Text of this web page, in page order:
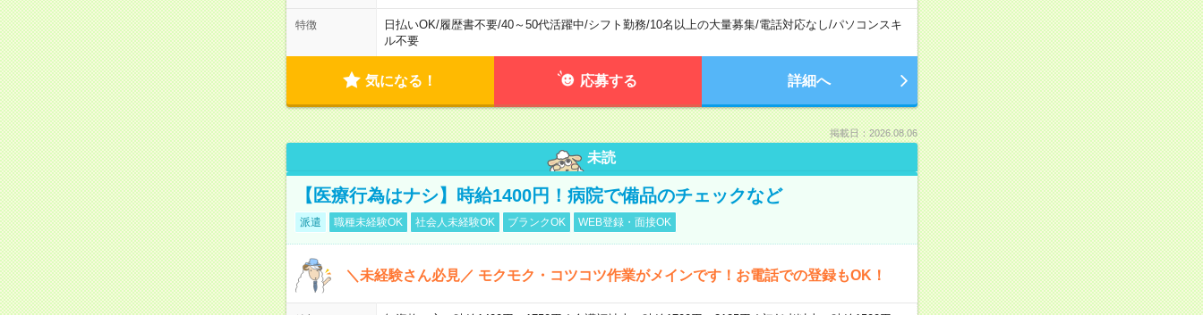
特徴 日払いOK/履歴書不要/40～50代活躍中/シフト勤務/10名以上の大量募集/電話対応なし/パソコンスキ
ル不要
気になる！ 応募する 詳細へ
掲載日：2026.08.06
未読
【医療行為はナシ】時給1400円！病院で備品のチェックなど
派遣 職種未経験OK 社会人未経験OK ブランクOK WEB登録・面接OK
＼未経験さん必見／ モクモク・コツコツ作業がメインです！お電話での登録もOK！